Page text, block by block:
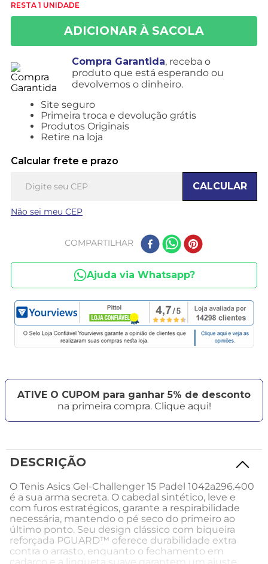
RESTA 1 UNIDADE
Compra Garantida, receba o
produto que está esperando ou
devolvemos o dinheiro.
Site seguro
Primeira troca e devolução grátis
Produtos Originais
Retire na loja
Calcular frete e prazo
CALCULAR
Não sei meu CEP
COMPARTILHAR
Ajuda via Whatsapp?
ATIVE O CUPOM para ganhar 5% de desconto
na primeira compra. Clique aqui!
DESCRIÇÃO
O Tenis Asics Gel-Challenger 15 Padel 1042a296.400
é a sua arma secreta. O cabedal sintético, leve e
com furos estratégicos, garante a respirabilidade
necessária, mantendo o pé seco do primeiro ao
último ponto. Seu design clássico com biqueira
reforçada PGUARD™ oferece durabilidade extra
contra o arrasto, enquanto o fechamento em